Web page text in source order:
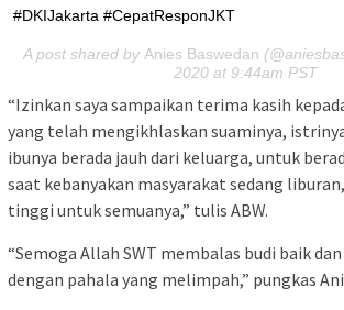
#DKIJakarta⁣ #CepatResponJKT
A post shared by Anies Baswedan
2020 at 9:44am PST
“Izinkan saya sampaikan terima kasih
yang telah mengikhlaskan suaminya,
ibunya berada jauh dari keluarga, untuk
saat kebanyakan masyarakat sedang
tinggi untuk semuanya,” tulis ABW.
“Semoga Allah SWT membalas budi baik
dengan pahala yang melimpah,” pungkas